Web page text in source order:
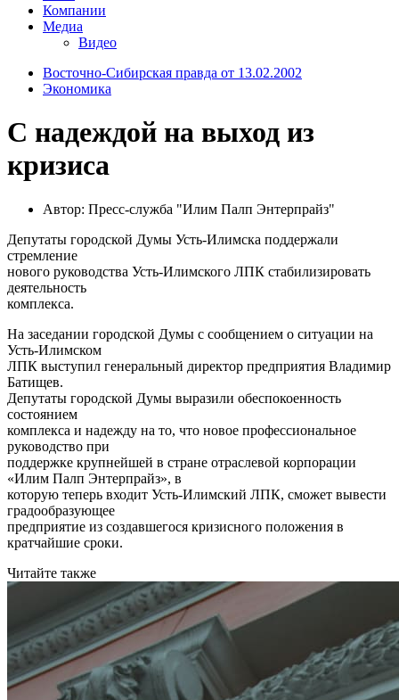
Компании
Медиа
Видео
Восточно-Сибирская правда от 13.02.2002
Экономика
С надеждой на выход из
кризиса
Автор: Пресс-служба "Илим Палп Энтерпрайз"
Депутаты городской Думы Усть-Илимска поддержали
стремление
нового руководства Усть-Илимского ЛПК стабилизировать
деятельность
комплекса.
На заседании городской Думы с сообщением о ситуации на
Усть-Илимском
ЛПК выступил генеральный директор предприятия Владимир
Батищев.
Депутаты городской Думы выразили обеспокоенность
состоянием
комплекса и надежду на то, что новое профессиональное
руководство при
поддержке крупнейшей в стране отраслевой корпорации
«Илим Палп Энтерпрайз», в
которую теперь входит Усть-Илимский ЛПК, сможет вывести
градообразующее
предприятие из создавшегося кризисного положения в
кратчайшие сроки.
Читайте также